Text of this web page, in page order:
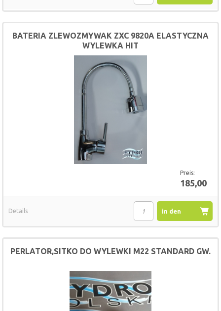
Preis:
185,00
BATERIA ZLEWOZMYWAK ZXC 9820A ELASTYCZNA
WYLEWKA HIT
in den
Details
PERLATOR,SITKO DO WYLEWKI M22 STANDARD GW.